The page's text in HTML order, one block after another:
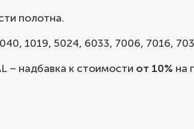
полотна.
1019, 5024, 6033, 7006, 7016,
– надбавка к стоимости от 10% на